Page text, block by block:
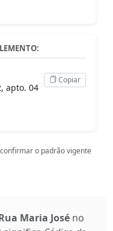
apto. 04
Copiar
o padrão vigente
Maria José no